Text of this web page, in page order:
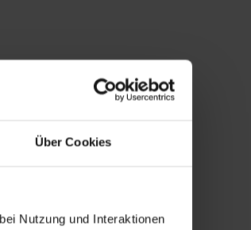
Über Cookies
Nutzung und Interaktionen